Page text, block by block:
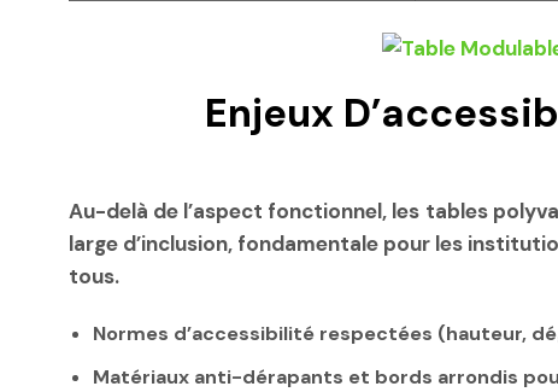
Enjeux
Au-delà de l’aspect fonctionnel, les tables
large d’inclusion, fondamentale pour les
tous.
Normes d’accessibilité respectées (hauteur,
Matériaux anti-dérapants et bords arrondis